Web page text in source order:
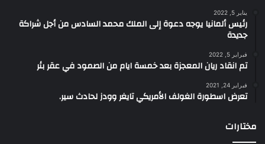
يناير 5, 2022
رئيس ألمانيا يوجه دعوة إلى الملك محمد السادس من أجل شراكة
جديدة
فبراير 5, 2022
تم انقاد ريان المعجزة بعد خمسة ايام من الصمود في عقر بئر
فبراير 24, 2021
تعرض اسطورة الغولف الأمريكي تايغر وودز لحادث سير.
مختارات